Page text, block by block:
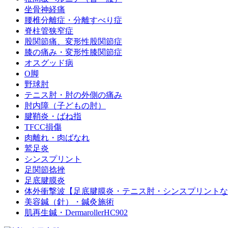
坐骨神経痛
腰椎分離症・分離すべり症
脊柱管狭窄症
股関節痛、変形性股関節症
膝の痛み・変形性膝関節症
オスグッド病
O脚
野球肘
テニス肘・肘の外側の痛み
肘内障（子どもの肘）
腱鞘炎・ばね指
TFCC損傷
肉離れ・肉ばなれ
鷲足炎
シンスプリント
足関節捻挫
足底腱膜炎
体外衝撃波【足底腱膜炎・テニス肘・シンスプリント
美容鍼（針）・鍼灸施術
肌再生鍼・DermarollerHC902